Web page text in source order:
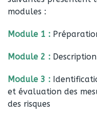
modules :
Module 1 :
Module 2 :
Module 3 :
et évaluation des
des risques